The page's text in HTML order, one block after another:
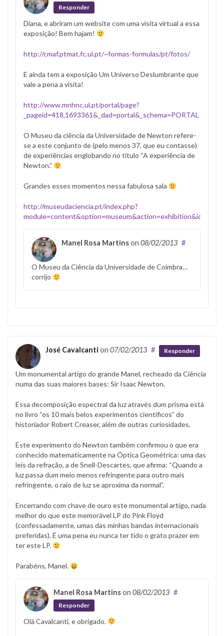
Responder
Diana, e abriram um website com uma visita virtual a essa
exposição! Bem hajam!
http://cmaf.ptmat.fc.ul.pt/~formas-formulas/pt/fotos/
E ainda tem a exposição Um Universo Deslumbrante que
vale a pena a visita!
http://www.mnhnc.ul.pt/portal/page?
_pageid=418,1693361&_dad=portal&_schema=PORTAL
O Museu da ciência da Universidade de Newton refere-
se a este conjunto de (pelo menos 37, que eu contasse)
de experiências englobando no título “A experiência de
Newton.”
Grandes esses momentos nessa fabulosa sala
http://museudaciencia.pt/index.php?
module=content&option=museum&action=exhibition&id=2
Manel Rosa Martinson 08/02/2013 #
O Museu da Ciência da Universidade de Coimbra…
corrijo
José Cavalcanti on 07/02/2013 # Responder
Um monumental artigo do grande Manel, recheado da Ciência
numa das suas maiores bases: Sir Isaac Newton.
Essa decomposição espectral da luz através dum prisma está
no livro “os 10 mais belos experimentos científicos” do
historiador Robert Creaser, além de outras curiosidades.
Este experimento do Newton também confirmou o que era
conhecido matematicamente na Óptica Geométrica: uma das
leis da refração, a de Snell-Descartes, que afirma: “Quando a
luz passa dum meio menos refringente para outro mais
refringente, o raio de luz se aproxima da normal”.
Encerrando com chave de ouro este monumental artigo, nada
melhor do que este memorável LP do Pink Floyd
(confessadamente, umas das minhas bandas internacionais
preferidas). É uma pena eu nunca ter tido o grato prazer em
ter este LP.
Parabéns, Manel.
Manel Rosa Martinson 08/02/2013 #
Responder
Olá Cavalcanti, e obrigado.